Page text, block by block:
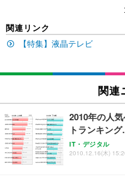
ュチェア 人間
Sezlife オフィ
ワーク チェア
レスト 3Dヘッ
ョン PCチェア
務用 おしゃれ
￥7,680
Sezlife オフィ
イト
【純正品】27"
フック付き（
￥49,979
【整備済み品】
x2袋(84枚) ホワ
ネオ・ルーラ
り 単品
￥1,800
Smart Basic(ス
関連リンク
【特集】液晶テレビ
関連
2010年の人
トランキン
IT・デジタル
2010.12.16(木)